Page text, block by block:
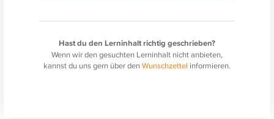
Hast du den Lerninhalt richtig geschrieben?
Wenn wir den gesuchten Lerninhalt nicht anbieten,
kannst du uns gern über denWunschzettel informieren.